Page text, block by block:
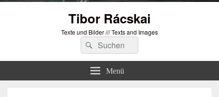
Tibor Rácskai
Texte und Bilder /// Texts and Images
Suchen
nach:
Suchen
Menü